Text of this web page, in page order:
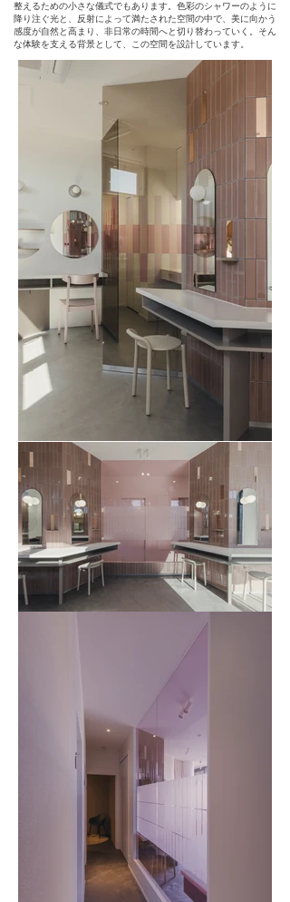
整えるための小さな儀式でもあります。色彩のシャワーのように
降り注ぐ光と、反射によって満たされた空間の中で、美に向かう
感度が自然と高まり、非日常の時間へと切り替わっていく。そん
な体験を支える背景として、この空間を設計しています。